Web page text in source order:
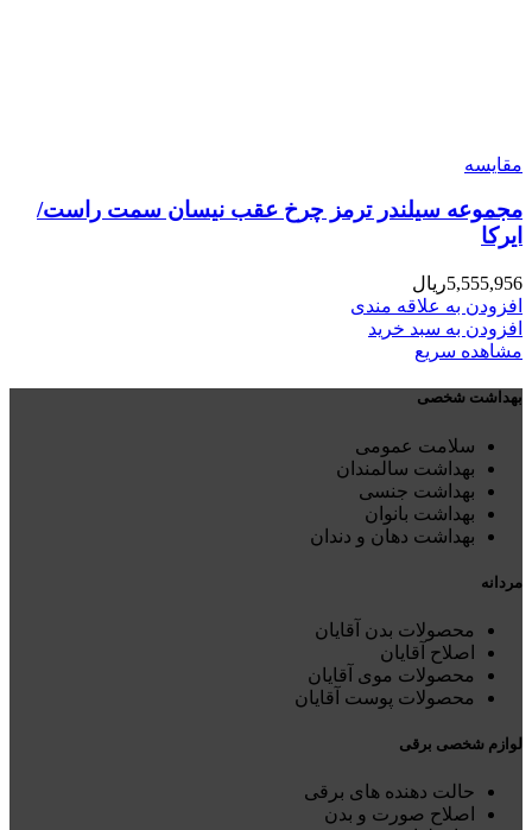
مقایسه
مجموعه سیلندر ترمز چرخ عقب نیسان سمت راست/
ایرکا
5,555,956ریال
افزودن به علاقه مندی
افزودن به سبد خرید
مشاهده سریع
بهداشت شخصی
سلامت عمومی
بهداشت سالمندان
بهداشت جنسی
بهداشت بانوان
بهداشت دهان و دندان
مردانه
محصولات بدن آقایان
اصلاح آقایان
محصولات موی آقایان
محصولات پوست آقایان
لوازم شخصی برقی
حالت دهنده های برقی
اصلاح صورت و بدن